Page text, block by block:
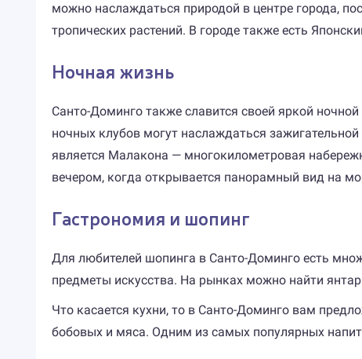
можно наслаждаться природой в центре города,
тропических растений. В городе также есть
Ночная жизнь
Санто-Доминго также славится своей яркой
ночных клубов могут наслаждаться
является Малакона — многокилометровая
вечером, когда открывается панорамный вид на
Гастрономия и шопинг
Для любителей шопинга в Санто-Доминго есть
предметы искусства. На рынках можно найти
Что касается кухни, то в Санто-Доминго вам
бобовых и мяса. Одним из самых популярных